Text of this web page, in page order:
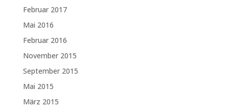
Februar 2017
Mai 2016
Februar 2016
November 2015
September 2015
Mai 2015
März 2015